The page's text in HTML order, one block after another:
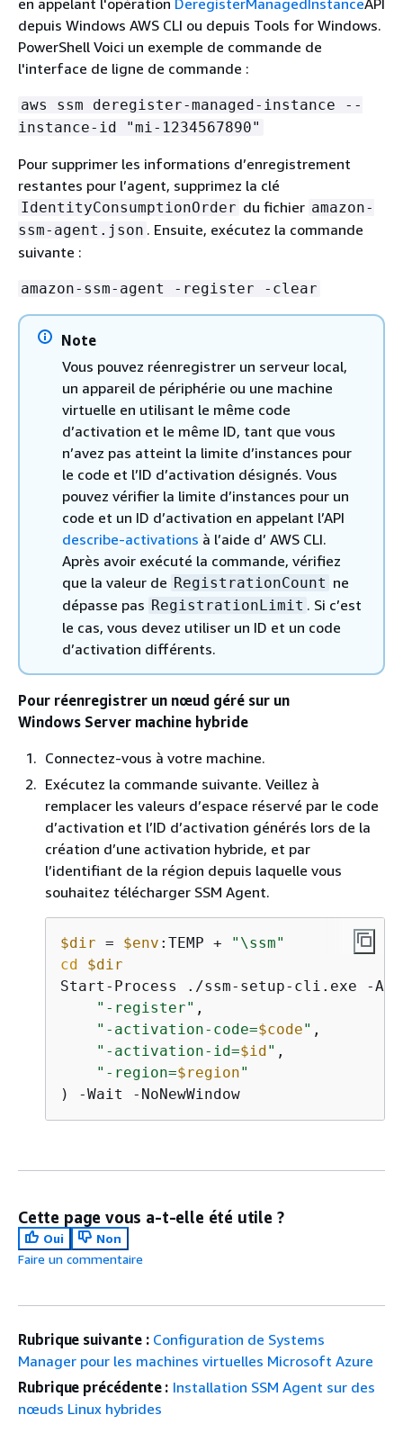
en appelant l'opération DeregisterManagedInstanceAPI
depuis Windows AWS CLI ou depuis Tools for Windows.
PowerShell Voici un exemple de commande de
l'interface de ligne de commande :
aws ssm deregister-managed-instance --
instance-id "mi-1234567890"
Pour supprimer les informations d’enregistrement
restantes pour l’agent, supprimez la clé
IdentityConsumptionOrder du fichier amazon-
ssm-agent.json . Ensuite, exécutez la commande
suivante :
amazon-ssm-agent -register -clear
Note
Vous pouvez réenregistrer un serveur local,
un appareil de périphérie ou une machine
virtuelle en utilisant le même code
d’activation et le même ID, tant que vous
n’avez pas atteint la limite d’instances pour
le code et l’ID d’activation désignés. Vous
pouvez vérifier la limite d’instances pour un
code et un ID d’activation en appelant l’API
describe-activations à l’aide d’ AWS CLI.
Après avoir exécuté la commande, vérifiez
que la valeur de RegistrationCount ne
dépasse pas RegistrationLimit . Si c’est
le cas, vous devez utiliser un ID et un code
d’activation différents.
Pour réenregistrer un nœud géré sur un
Windows Server machine hybride
Connectez-vous à votre machine.
Exécutez la commande suivante. Veillez à
remplacer les valeurs d’espace réservé par le code
d’activation et l’ID d’activation générés lors de la
création d’une activation hybride, et par
l’identifiant de la région depuis laquelle vous
souhaitez télécharger SSM Agent.
$dir = $env :TEMP +
"\ssm"
cd
$dir
Start-Process ./ssm-setup-cli.exe -
"-register" ,
"-activation-code=$code" ,
"-activation-id=$id" ,
"-region=$region"
) -Wait -NoNewWindow
Cette page vous a-t-elle été utile ?
Oui
Non
Faire un commentaire
Rubrique suivante : Configuration de Systems
Manager pour les machines virtuelles Microsoft Azure
Rubrique précédente : Installation SSM Agent sur des
nœuds Linux hybrides